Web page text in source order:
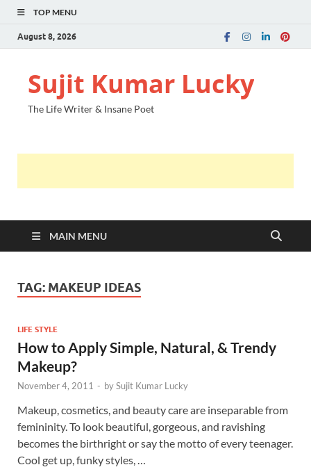
TOP MENU
August 8, 2026
Sujit Kumar Lucky
The Life Writer & Insane Poet
MAIN MENU
TAG: MAKEUP IDEAS
LIFE STYLE
How to Apply Simple, Natural, & Trendy
Makeup?
November 4, 2011 - bySujit Kumar Lucky
Makeup, cosmetics, and beauty care are inseparable from
femininity. To look beautiful, gorgeous, and ravishing
becomes the birthright or say the motto of every teenager.
Cool get up, funky styles, …